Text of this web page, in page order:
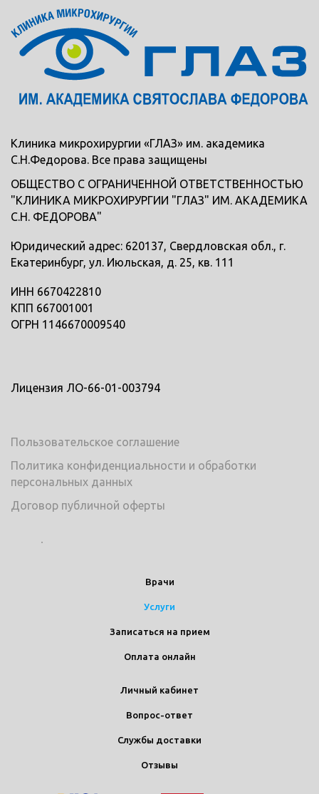
Клиника микрохирургии «ГЛАЗ» им. академика
С.Н.Федорова. Все права защищены
ОБЩЕСТВО С ОГРАНИЧЕННОЙ ОТВЕТСТВЕННОСТЬЮ
"КЛИНИКА МИКРОХИРУРГИИ "ГЛАЗ" ИМ. АКАДЕМИКА
С.Н. ФЕДОРОВА"
Юридический адрес: 620137, Свердловская обл., г.
Екатеринбург, ул. Июльская, д. 25, кв. 111
ИНН 6670422810
КПП 667001001
ОГРН 1146670009540
Лицензия ЛО-66-01-003794
Пользовательское соглашение
Политика конфиденциальности и обработки
персональных данных
Договор публичной оферты
Врачи
Услуги
Записаться на прием
Оплата онлайн
Личный кабинет
Вопрос-ответ
Службы доставки
Отзывы